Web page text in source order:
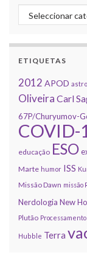
Categorias
ETIQUETAS
2012 APOD
Oliveira Carl
67P/Churyumov-
COVID-
educação ESO
Marte humor ISS
Missão Dawn missão
Nerdologia New
Plutão
Hubble Terra